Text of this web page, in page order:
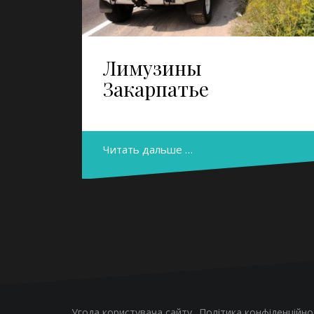
Лимузины
Закарпатье
Читать дальше …